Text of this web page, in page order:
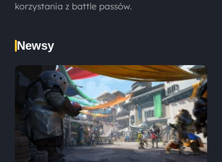
korzystania z battle passów.
Newsy